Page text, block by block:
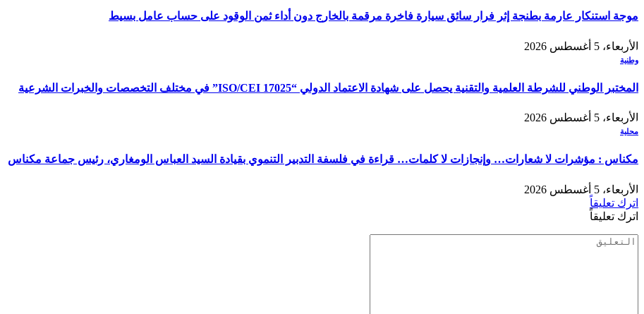
موجة استنكار عارمة بطنجة إثر فرار سائق سيارة فاخرة مرقمة بالخارج دون أداء ثمن الوقود على حساب عامل بسيط
الأربعاء، 5 أغسطس 2026
وطنية
المختبر الوطني للشرطة العلمية والتقنية يحصل على شهادة الاعتماد الدولي “ISO/CEI 17025” في مختلف التخصصات والخبرات الشرعية
الأربعاء، 5 أغسطس 2026
محلية
مكناس : مؤشرات لا شعارات… وإنجازات لا كلمات… قراءة في فلسفة التدبير التنموي بقيادة السيد العباس الومغاري، رئيس جماعة مكناس
الأربعاء، 5 أغسطس 2026
اترك تعليقاً
اترك تعليقاً